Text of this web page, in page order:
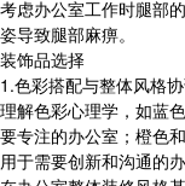
考虑办公室工作时腿部
姿导致腿部麻痹。
装饰品选择
1.色彩搭配与整体风格
理解色彩心理学，如蓝
要专注的办公室；橙色
用于需要创新和沟通的办